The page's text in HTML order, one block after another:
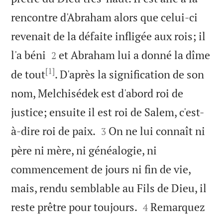
rencontre d'Abraham alors que celui-ci
revenait de la défaite infligée aux rois; il
l'a béni 

2 et Abraham lui a donné la dîme
de tout[1]. D'après la signification de son
nom, Melchisédek est d'abord roi de
justice; ensuite il est roi de Salem, c'est-
à-dire roi de paix. 

3 On ne lui connaît ni
père ni mère, ni généalogie, ni
commencement de jours ni fin de vie,
mais, rendu semblable au Fils de Dieu, il
reste prêtre pour toujours. 

4 Remarquez